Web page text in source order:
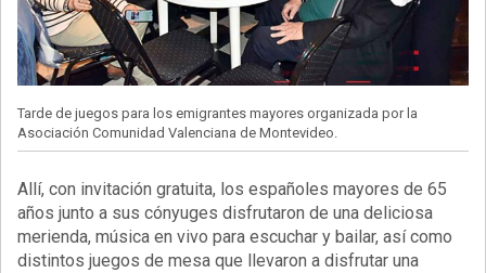
Tarde de juegos para los emigrantes mayores organizada por la
Asociación Comunidad Valenciana de Montevideo.
Allí, con invitación gratuita, los españoles mayores de 65
años junto a sus cónyuges disfrutaron de una deliciosa
merienda, música en vivo para escuchar y bailar, así como
distintos juegos de mesa que llevaron a disfrutar una